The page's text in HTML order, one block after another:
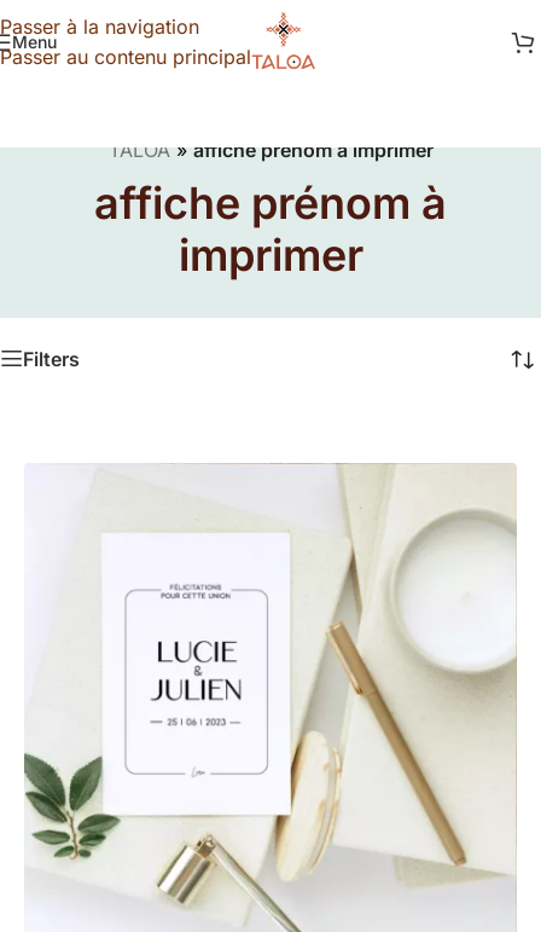
Passer à la navigation
Passer au contenu principal
Menu
TALOA»affiche prénom à imprimer
affiche prénom à
imprimer
Filters